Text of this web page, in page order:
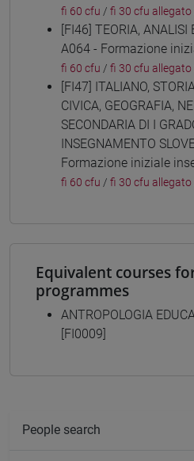
fi 60 cfu / fi 30 cfu allegato
[FI46] TEORIA, ANALISI
A064 - Formazione
fi 60 cfu / fi 30 cfu allegato
[FI47] ITALIANO,
CIVICA, GEOGRAFIA,
SECONDARIA DI I
INSEGNAMENTO
Formazione iniziale
fi 60 cfu / fi 30 cfu allegato
Equivalent courses
programmes
ANTROPOLOGIA
[FI0009]
People search